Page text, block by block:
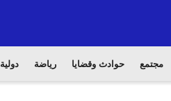
مجتمع حوادث وقضايا رياضة دولية